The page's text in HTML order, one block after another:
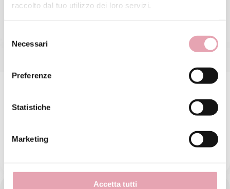
raccolto dal tuo utilizzo dei loro servizi.
delNecessari
Preferenze
Statistiche
Marketing
Accetta tutti
Integratore alimentare a base di estratti vegetali.
caratterizza per la presenza dell’alga Fucus.